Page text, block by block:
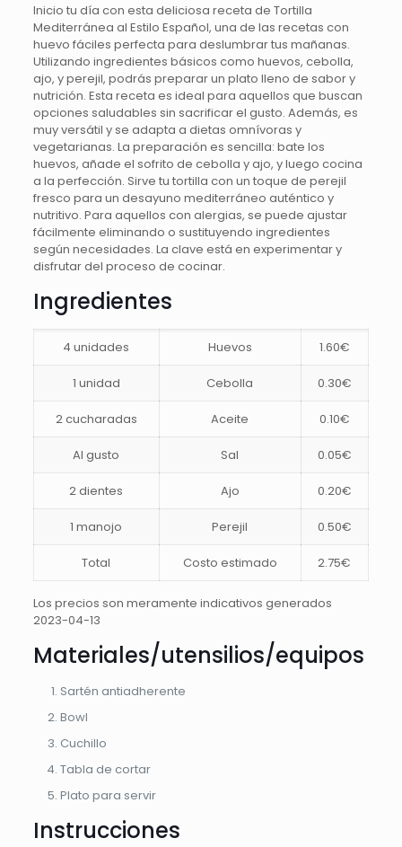
Inicio tu día con esta deliciosa receta de Tortilla
Mediterránea al Estilo Español, una de las recetas con
huevo fáciles perfecta para deslumbrar tus mañanas.
Utilizando ingredientes básicos como huevos, cebolla,
ajo, y perejil, podrás preparar un plato lleno de sabor y
nutrición. Esta receta es ideal para aquellos que buscan
opciones saludables sin sacrificar el gusto. Además, es
muy versátil y se adapta a dietas omnívoras y
vegetarianas. La preparación es sencilla: bate los
huevos, añade el sofrito de cebolla y ajo, y luego cocina
a la perfección. Sirve tu tortilla con un toque de perejil
fresco para un desayuno mediterráneo auténtico y
nutritivo. Para aquellos con alergias, se puede ajustar
fácilmente eliminando o sustituyendo ingredientes
según necesidades. La clave está en experimentar y
disfrutar del proceso de cocinar.
Ingredientes
4 unidades Huevos 1.60€
1 unidad Cebolla 0.30€
2 cucharadas Aceite 0.10€
Al gusto Sal 0.05€
2 dientes Ajo 0.20€
1 manojo Perejil 0.50€
Total Costo estimado 2.75€
Los precios son meramente indicativos generados
2023-04-13
Materiales/utensilios/equipos
Sartén antiadherente
Bowl
Cuchillo
Tabla de cortar
Plato para servir
Instrucciones